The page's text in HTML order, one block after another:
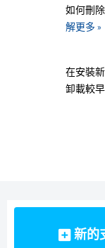
如何刪
解更多 »
在安裝
卸載較
新的